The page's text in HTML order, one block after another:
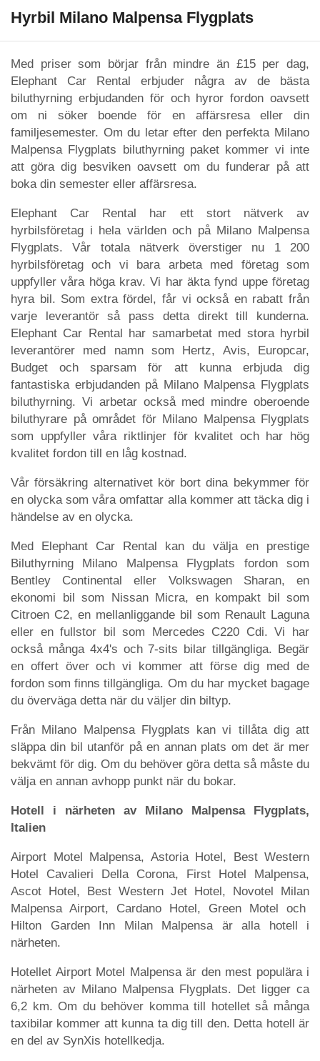
Hyrbil Milano Malpensa Flygplats
Med priser som börjar från mindre än £15 per dag,
Elephant Car Rental erbjuder några av de bästa
biluthyrning erbjudanden för och hyror fordon oavsett
om ni söker boende för en affärsresa eller din
familjesemester. Om du letar efter den perfekta Milano
Malpensa Flygplats biluthyrning paket kommer vi inte
att göra dig besviken oavsett om du funderar på att
boka din semester eller affärsresa.
Elephant Car Rental har ett stort nätverk av
hyrbilsföretag i hela världen och på Milano Malpensa
Flygplats. Vår totala nätverk överstiger nu 1 200
hyrbilsföretag och vi bara arbeta med företag som
uppfyller våra höga krav. Vi har äkta fynd uppe företag
hyra bil. Som extra fördel, får vi också en rabatt från
varje leverantör så pass detta direkt till kunderna.
Elephant Car Rental har samarbetat med stora hyrbil
leverantörer med namn som Hertz, Avis, Europcar,
Budget och sparsam för att kunna erbjuda dig
fantastiska erbjudanden på Milano Malpensa Flygplats
biluthyrning. Vi arbetar också med mindre oberoende
biluthyrare på området för Milano Malpensa Flygplats
som uppfyller våra riktlinjer för kvalitet och har hög
kvalitet fordon till en låg kostnad.
Vår försäkring alternativet kör bort dina bekymmer för
en olycka som våra omfattar alla kommer att täcka dig i
händelse av en olycka.
Med Elephant Car Rental kan du välja en prestige
Biluthyrning Milano Malpensa Flygplats fordon som
Bentley Continental eller Volkswagen Sharan, en
ekonomi bil som Nissan Micra, en kompakt bil som
Citroen C2, en mellanliggande bil som Renault Laguna
eller en fullstor bil som Mercedes C220 Cdi. Vi har
också många 4x4's och 7-sits bilar tillgängliga. Begär
en offert över och vi kommer att förse dig med de
fordon som finns tillgängliga. Om du har mycket bagage
du överväga detta när du väljer din biltyp.
Från Milano Malpensa Flygplats kan vi tillåta dig att
släppa din bil utanför på en annan plats om det är mer
bekvämt för dig. Om du behöver göra detta så måste du
välja en annan avhopp punkt när du bokar.
Hotell i närheten av Milano Malpensa Flygplats,
Italien
Airport Motel Malpensa, Astoria Hotel, Best Western
Hotel Cavalieri Della Corona, First Hotel Malpensa,
Ascot Hotel, Best Western Jet Hotel, Novotel Milan
Malpensa Airport, Cardano Hotel, Green Motel och
Hilton Garden Inn Milan Malpensa är alla hotell i
närheten.
Hotellet Airport Motel Malpensa är den mest populära i
närheten av Milano Malpensa Flygplats. Det ligger ca
6,2 km. Om du behöver komma till hotellet så många
taxibilar kommer att kunna ta dig till den. Detta hotell är
en del av SynXis hotellkedja.